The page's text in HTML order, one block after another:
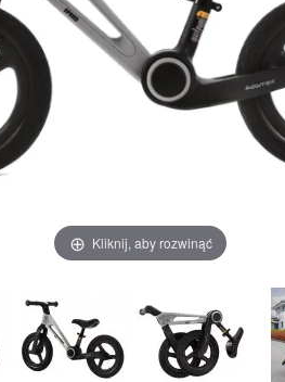
Kliknij, aby rozwinąć